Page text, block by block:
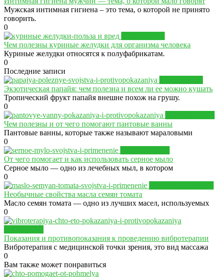
Мужская интимная гигиена – это тема, о которой не принято
говорить.
0
Чем полезны куриные желудки для организма человека
Куриные желудки относятся к полуфабрикатам.
0
Последние записи
Экзотическая папайя: чем полезна и всем ли ее можно кушать
Тропический фрукт папайя внешне похож на грушу.
0
Чем полезны и от чего помогают пантовые ванны
Пантовые ванны, которые также называют мараловыми
0
От чего помогает и как использовать серное мыло
Серное мыло — одно из лечебных мыл, в котором
0
Необычные свойства масла семян томата
Масло семян томата — одно из лучших масел, используемых
0
Показания и противопоказания к проведению вибротерапии
Вибротерапия с медицинской точки зрения, это вид массажа
0
Вам также может понравиться